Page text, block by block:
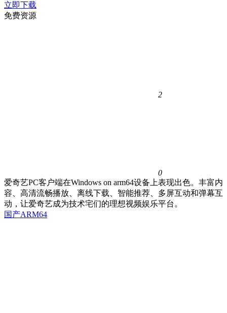
立即下载
免费资源
2
0
爱奇艺PC客户端在Windows on arm64设备上表现出色。丰富内
容、高清流畅播放、离线下载、智能推荐、多屏互动和弹幕互
动，让爱奇艺成为技术宅们的理想视频娱乐平台。
国产ARM64